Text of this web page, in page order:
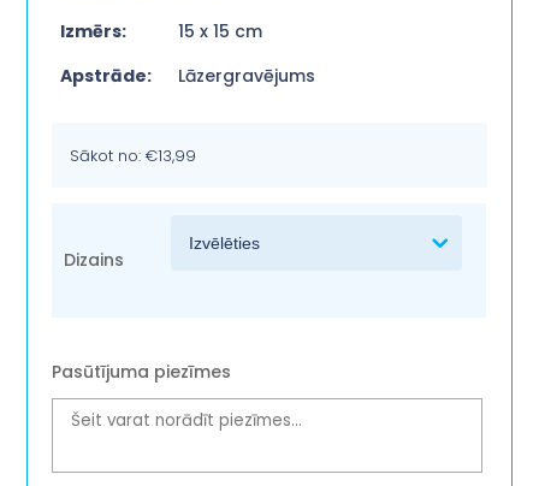
Izmērs:
15 x 15 cm
Apstrāde:
Lāzergravējums
Sākot no:€13,99
Dizains
Pasūtījuma piezīmes